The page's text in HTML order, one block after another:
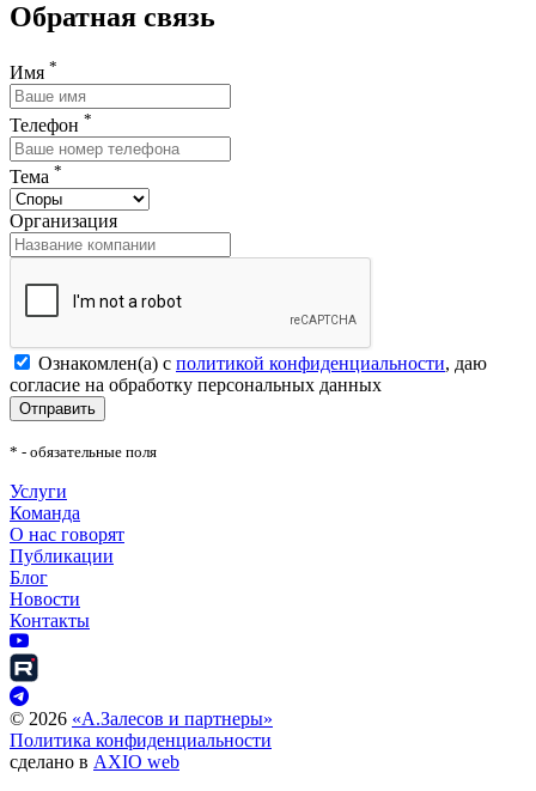
Обратная связь
Имя *
Телефон *
Тема *
Организация
Ознакомлен(а) с политикой конфиденциальности, даю
согласие на обработку персональных данных
Отправить
* - обязательные поля
Услуги
Команда
О нас говорят
Публикации
Блог
Новости
Контакты
© 2026 «А.Залесов и партнеры»
Политика конфиденциальности
сделано в AXIO web